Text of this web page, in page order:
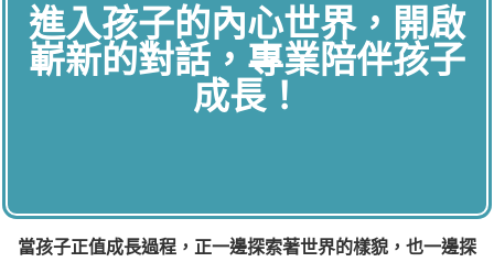
進入孩子的內心世界，開啟
嶄新的對話，專業陪伴孩子
成長！
當孩子正值成長過程，正一邊探索著世界的樣貌，也一邊探